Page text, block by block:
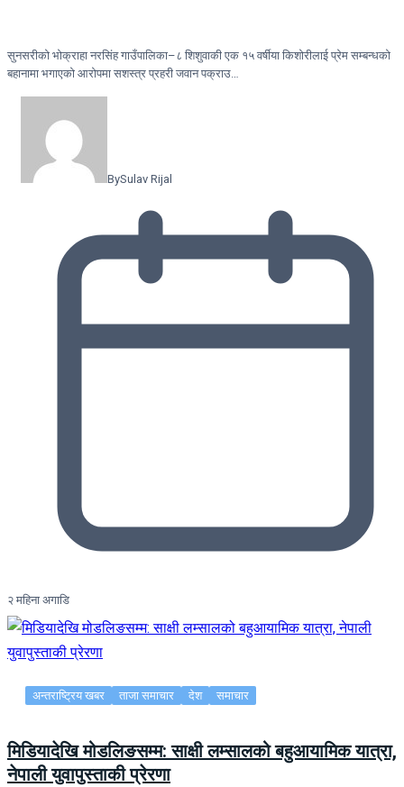
सुनसरीको भोक्राहा नरसिंह गाउँपालिका–८ शिशुवाकी एक १५ वर्षीया किशोरीलाई प्रेम सम्बन्धको
बहानामा भगाएको आरोपमा सशस्त्र प्रहरी जवान पक्राउ…
BySulav Rijal
२ महिना अगाडि
अन्तराष्ट्रिय खबर ताजा समाचार देश समाचार
मिडियादेखि मोडलिङसम्म: साक्षी लम्सालको बहुआयामिक यात्रा,
नेपाली युवापुस्ताकी प्रेरणा